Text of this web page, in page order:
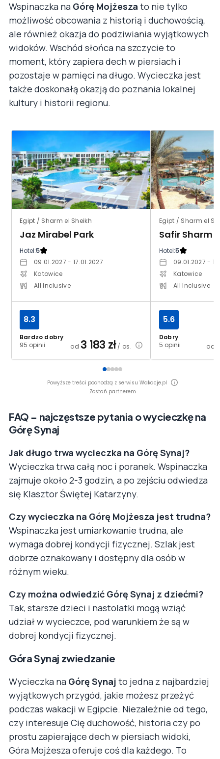
Wspinaczka na Górę Mojżesza to nie tylko
możliwość obcowania z historią i duchowością,
ale również okazja do podziwiania wyjątkowych
widoków. Wschód słońca na szczycie to
moment, który zapiera dech w piersiach i
pozostaje w pamięci na długo. Wycieczka jest
także doskonałą okazją do poznania lokalnej
kultury i historii regionu.
Egipt / Sharm el Sheikh
Jaz Mirabel Park
Hotel:5
09.01.2027 - 17.01.2027
Katowice
All Inclusive
Bardzo dobry
95 opinii
8.3
od 3 183 zł/ os.
Egipt / Sharm el
Hotel:5
09.01.2027 -
Katowice
All Inclusive
Dobry
5 opinii
5.6
od
Powyższe treści pochodzą z serwisu Wakacje.pl
Zostań partnerem
FAQ – najczęstsze pytania o wycieczkę na
Górę Synaj
Jak długo trwa wycieczka na Górę Synaj?
Wycieczka trwa całą noc i poranek. Wspinaczka
zajmuje około 2-3 godzin, a po zejściu odwiedza
się Klasztor Świętej Katarzyny.
Czy wycieczka na Górę Mojżesza jest trudna?
Wspinaczka jest umiarkowanie trudna, ale
wymaga dobrej kondycji fizycznej. Szlak jest
dobrze oznakowany i dostępny dla osób w
różnym wieku.
Czy można odwiedzić Górę Synaj z dziećmi?
Tak, starsze dzieci i nastolatki mogą wziąć
udział w wycieczce, pod warunkiem że są w
dobrej kondycji fizycznej.
Góra Synaj zwiedzanie
Wycieczka na Górę Synaj to jedna z najbardziej
wyjątkowych przygód, jakie możesz przeżyć
podczas wakacji w Egipcie. Niezależnie od tego,
czy interesuje Cię duchowość, historia czy po
prostu zapierające dech w piersiach widoki,
Góra Mojżesza oferuje coś dla każdego. To